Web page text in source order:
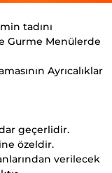
tadını
Gurme Menülerde
Ayrıcalıklar
geçerlidir.
özeldir.
verilecek